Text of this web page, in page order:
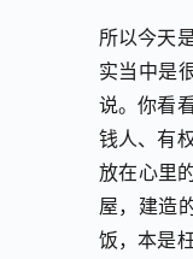
所以今天
实当中是
说。你看
钱人、有
放在心里
屋，建造
饭，本是